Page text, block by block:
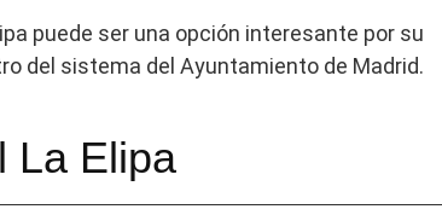
puede ser una opción interesante por su
del sistema del Ayuntamiento de Madrid.
La Elipa